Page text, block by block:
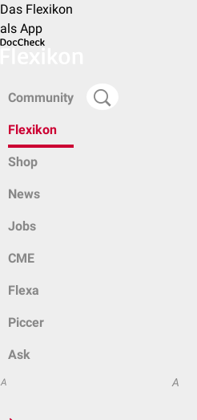
Das Flexikon
als App
Community
Flexikon
Shop
News
Jobs
CME
Flexa
Piccer
Ask
A A